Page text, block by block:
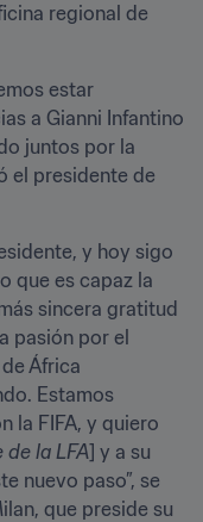
regional de
estar
a Gianni Infantino
juntos por la
el presidente de
y hoy sigo
que es capaz la
sincera gratitud
pasión por el
África
Estamos
la FIFA, y quiero
la LFA] y a su
nuevo paso”, se
que preside su